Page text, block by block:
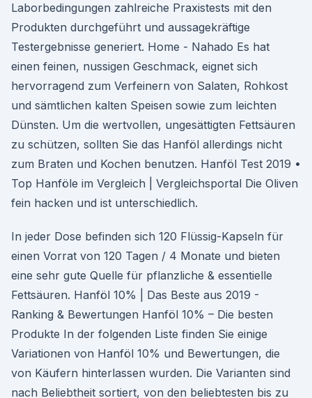
Laborbedingungen zahlreiche Praxistests mit den
Produkten durchgeführt und aussagekräftige
Testergebnisse generiert. Home - Nahado Es hat
einen feinen, nussigen Geschmack, eignet sich
hervorragend zum Verfeinern von Salaten, Rohkost
und sämtlichen kalten Speisen sowie zum leichten
Dünsten. Um die wertvollen, ungesättigten Fettsäuren
zu schützen, sollten Sie das Hanföl allerdings nicht
zum Braten und Kochen benutzen. Hanföl Test 2019 •
Top Hanföle im Vergleich | Vergleichsportal Die Oliven
fein hacken und ist unterschiedlich.
In jeder Dose befinden sich 120 Flüssig-Kapseln für
einen Vorrat von 120 Tagen / 4 Monate und bieten
eine sehr gute Quelle für pflanzliche & essentielle
Fettsäuren. Hanföl 10% | Das Beste aus 2019 -
Ranking & Bewertungen Hanföl 10% – Die besten
Produkte In der folgenden Liste finden Sie einige
Variationen von Hanföl 10% und Bewertungen, die
von Käufern hinterlassen wurden. Die Varianten sind
nach Beliebtheit sortiert, von den beliebtesten bis zu